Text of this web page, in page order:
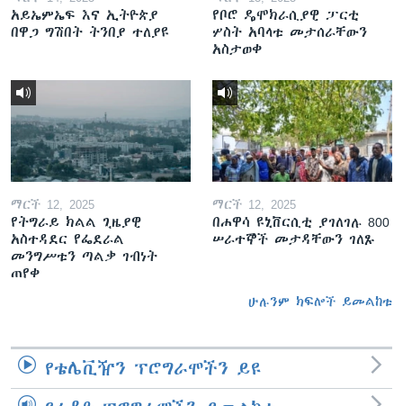
አይኤምኤፍ እና ኢትዮጵያ
በዋጋ ግሽበት ትንበያ ተለያዩ
የቦሮ ዴሞክራሲያዊ ፓርቲ
ሦስት አባላቱ መታሰራቸውን
አስታወቀ
ማርች 12, 2025
የትግራይ ክልል ጊዜያዊ
አስተዳደር የፌደራል
መንግሥቱን ጣልቃ ገብነት
ጠየቀ
ማርች 12, 2025
በሐዋሳ ዩኒቨርሲቲ ያገለገሉ 800
ሠራተኞች መታዳቸውን ገለጹ
ሁሉንም ክፍሎች ይመልከቱ
የቴሌቪዥን ፕሮግራሞችን ይዩ